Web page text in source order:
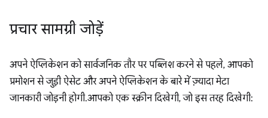
प्रचार सामग्री जोड़ें
अपने ऐप्लिकेशन को सार्वजनिक तौर पर पब्लिश करने से पहले, आपको
प्रमोशन से जुड़ी ऐसेट और अपने ऐप्लिकेशन के बारे में ज़्यादा मेटा
जानकारी जोड़नी होगी.आपको एक स्क्रीन दिखेगी, जो इस तरह दिखेगी: